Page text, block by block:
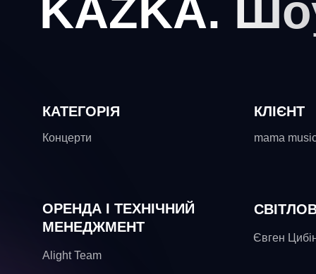
КАТЕГОРІЯ КЛІЄНТ
Концерти mama
ОРЕНДА І ТЕХНІЧНИЙ
МЕНЕДЖМЕНТ
Alight Team
Євген
KAZKA.